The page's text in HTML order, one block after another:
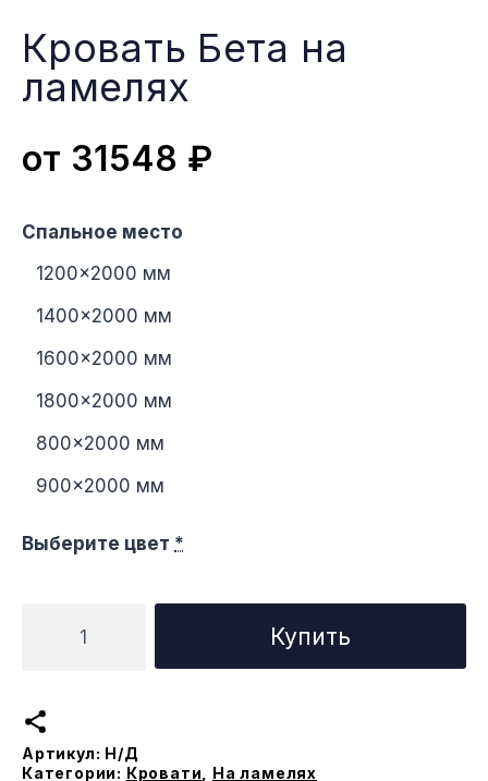
Кровать Бета на
ламеляx
от 31548 ₽
Спальное место
1200×2000 мм
1400×2000 мм
1600×2000 мм
1800×2000 мм
800×2000 мм
900×2000 мм
Выберите цвет *
товара
Бета
на
ламеляx
Купить
Артикул: Н/Д
Категории: Кровати
На ламелях